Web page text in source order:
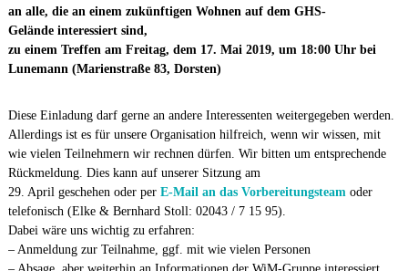
an alle, die an einem zukünftigen Wohnen auf dem GHS-
Gelände interessiert sind,
zu einem Treffen am Freitag, dem 17. Mai 2019, um 18:00 Uhr bei
Lunemann (Marienstraße 83, Dorsten)
Diese Einladung darf gerne an andere Interessenten weitergegeben werden.
Allerdings ist es für unsere Organisation hilfreich, wenn wir wissen, mit
wie vielen Teilnehmern wir rechnen dürfen. Wir bitten um entsprechende
Rückmeldung. Dies kann auf unserer Sitzung am
29. April geschehen oder per E-Mail an das Vorbereitungsteamoder
telefonisch (Elke & Bernhard Stoll: 02043 / 7 15 95).
Dabei wäre uns wichtig zu erfahren:
– Anmeldung zur Teilnahme, ggf. mit wie vielen Personen